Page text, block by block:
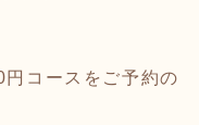
コースをご予約の